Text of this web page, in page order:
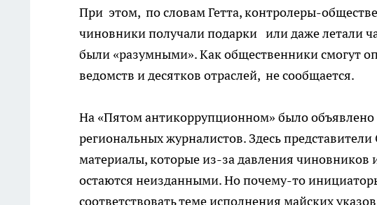
При этом, по словам Гетта, контролеры-
чиновники получали подарки или даже летали
были «разумными». Как общественники смогут
ведомств и десятков отраслей, не сообщается.
На «Пятом антикоррупционном» было объявлено
региональных журналистов. Здесь
материалы, которые из-за давления чиновников
остаются неизданными. Но почему-то
соответствовать теме исполнения майских